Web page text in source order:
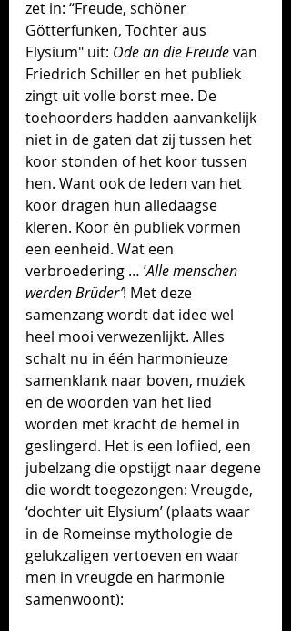
zet in: “Freude, schöner
Götterfunken, Tochter aus
Elysium" uit: Ode an die Freude van
Friedrich Schiller en het publiek
zingt uit volle borst mee. De
toehoorders hadden aanvankelijk
niet in de gaten dat zij tussen het
koor stonden of het koor tussen
hen. Want ook de leden van het
koor dragen hun alledaagse
kleren. Koor én publiek vormen
een eenheid. Wat een
verbroedering … ’Alle menschen
werden Brüder’! Met deze
samenzang wordt dat idee wel
heel mooi verwezenlijkt. Alles
schalt nu in één harmonieuze
samenklank naar boven, muziek
en de woorden van het lied
worden met kracht de hemel in
geslingerd. Het is een loflied, een
jubelzang die opstijgt naar degene
die wordt toegezongen: Vreugde,
‘dochter uit Elysium’ (plaats waar
in de Romeinse mythologie de
gelukzaligen vertoeven en waar
men in vreugde en harmonie
samenwoont):